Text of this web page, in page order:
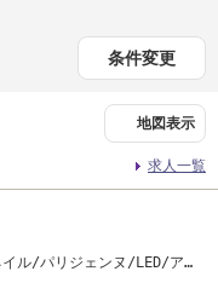
条件変更
地図表示
求人一覧
ル/パリジェンヌ/LED/アン